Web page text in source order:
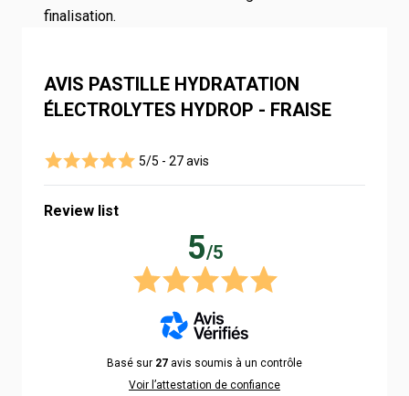
finalisation.
AVIS PASTILLE HYDRATATION
ÉLECTROLYTES HYDROP - FRAISE
5/5 - 27 avis
Review list
5/5
Basé sur 27 avis soumis à un contrôle
Voir l’attestation de confiance